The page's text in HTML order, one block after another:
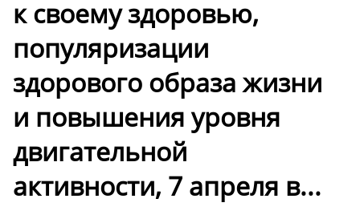
к своему здоровью,
популяризации
здорового образа жизни
и повышения уровня
двигательной
активности, 7 апреля в...